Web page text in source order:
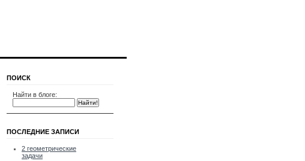
ПОИСК
Найти в блоге:
ПОСЛЕДНИЕ ЗАПИСИ
2 геометрические
задачи